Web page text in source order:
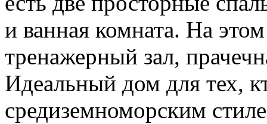
и ванная комната. На
тренажерный зал,
Идеальный дом для тех,
средиземноморским